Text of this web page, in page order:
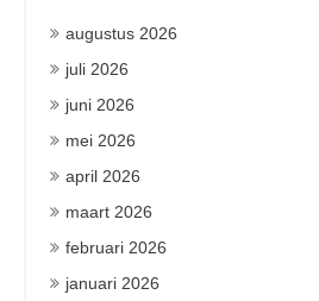
augustus 2026
juli 2026
juni 2026
mei 2026
april 2026
maart 2026
februari 2026
januari 2026